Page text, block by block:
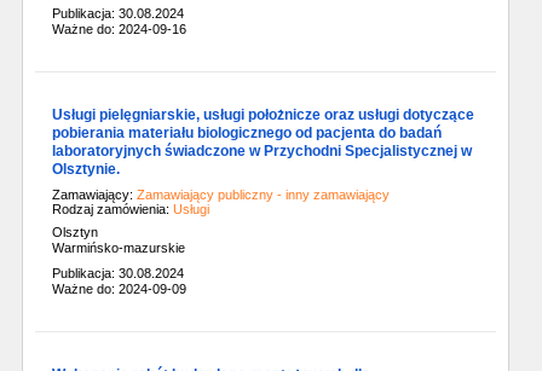
Publikacja: 30.08.2024
Ważne do: 2024-09-16
Usługi pielęgniarskie, usługi położnicze oraz usługi dotyczące
pobierania materiału biologicznego od pacjenta do badań
laboratoryjnych świadczone w Przychodni Specjalistycznej w
Olsztynie.
Zamawiający: Zamawiający publiczny - inny zamawiający
Rodzaj zamówienia: Usługi
Olsztyn
Warmińsko-mazurskie
Publikacja: 30.08.2024
Ważne do: 2024-09-09